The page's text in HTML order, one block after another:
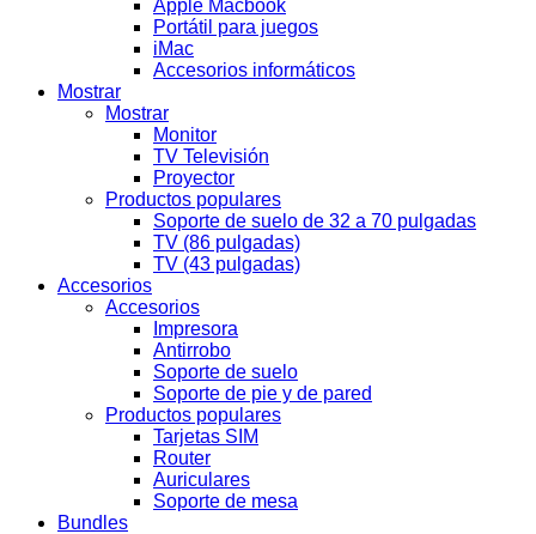
Apple Macbook
Portátil para juegos
iMac
Accesorios informáticos
Mostrar
Mostrar
Monitor
TV Televisión
Proyector
Productos populares
Soporte de suelo de 32 a 70 pulgadas
TV (86 pulgadas)
TV (43 pulgadas)
Accesorios
Accesorios
Impresora
Antirrobo
Soporte de suelo
Soporte de pie y de pared
Productos populares
Tarjetas SIM
Router
Auriculares
Soporte de mesa
Bundles